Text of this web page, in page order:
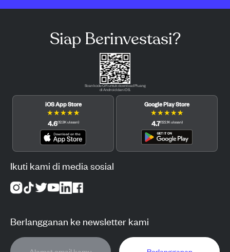
Siap Berinvestasi?
Scan kode QR untuk download Pluang
di Android dan iOS.
iOS App Store
★★★★★
4.6(12.3Kulasan)
Google Play Store
★★★★★
4.7(122.1Kulasan)
Ikuti kami di media sosial
Berlangganan ke newsletter kami